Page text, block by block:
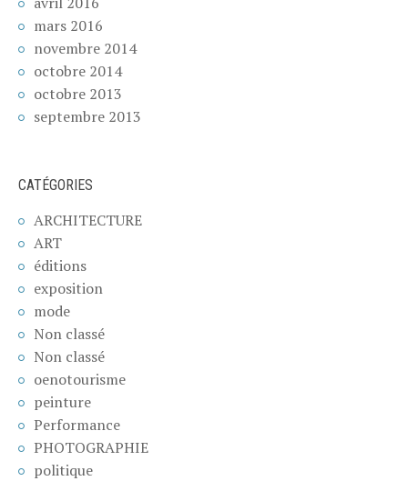
mars 2016
novembre 2014
octobre 2014
octobre 2013
septembre 2013
CATÉGORIES
ARCHITECTURE
ART
éditions
exposition
mode
Non classé
Non classé
oenotourisme
peinture
Performance
PHOTOGRAPHIE
politique